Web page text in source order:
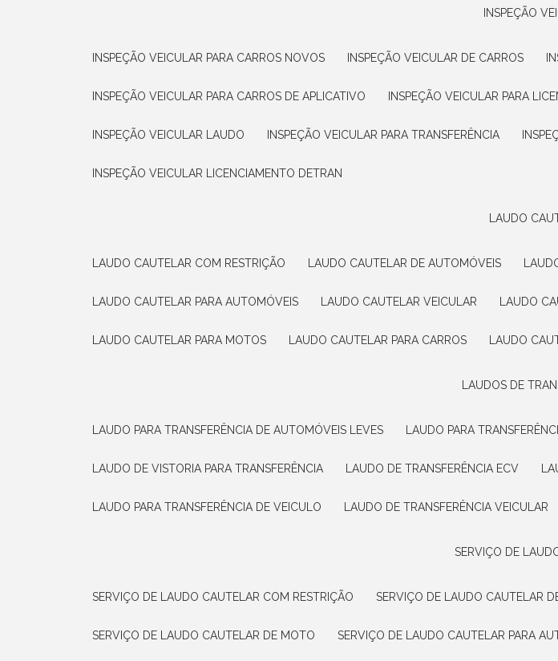
INSPEÇÃO
INSPEÇÃO VEICULAR PARA CARROS NOVOS INSPEÇÃO VEICULAR DE CARROS
INSPEÇÃO VEICULAR PARA CARROS DE APLICATIVO INSPEÇÃO VEICULAR PARA
INSPEÇÃO VEICULAR LAUDO INSPEÇÃO VEICULAR PARA TRANSFERÊNCIA
INSPEÇÃO VEICULAR LICENCIAMENTO DETRAN
LAUDO
LAUDO CAUTELAR COM RESTRIÇÃO LAUDO CAUTELAR DE AUTOMÓVEIS
LAUDO CAUTELAR PARA AUTOMÓVEIS LAUDO CAUTELAR VEICULAR LAUDO
LAUDO CAUTELAR PARA MOTOS LAUDO CAUTELAR PARA CARROS LAUDO
LAUDOS DE
LAUDO PARA TRANSFERÊNCIA DE AUTOMÓVEIS LEVES LAUDO PARA
LAUDO DE VISTORIA PARA TRANSFERÊNCIA LAUDO DE TRANSFERÊNCIA ECV
LAUDO PARA TRANSFERÊNCIA DE VEICULO LAUDO DE TRANSFERÊNCIA VEICULAR
SERVIÇO DE
SERVIÇO DE LAUDO CAUTELAR COM RESTRIÇÃO SERVIÇO DE LAUDO CAUTELAR
SERVIÇO DE LAUDO CAUTELAR DE MOTO SERVIÇO DE LAUDO CAUTELAR PARA